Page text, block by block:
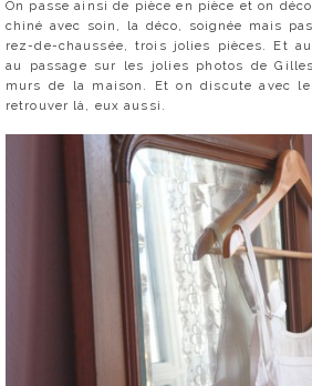
On passe ainsi de pièce en pièce et on
chiné avec soin, la déco, soignée mais
rez-de-chaussée, trois jolies pièces. Et
au passage sur les jolies photos de
murs de la maison. Et on discute avec
retrouver là, eux aussi.